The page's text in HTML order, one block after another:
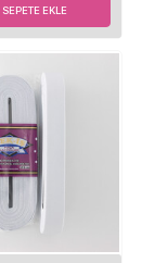
SEPETE EKLE